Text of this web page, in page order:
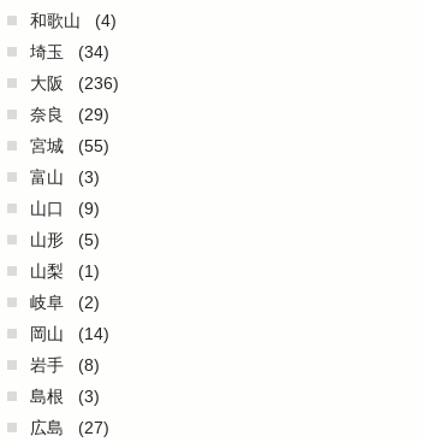
和歌山
(4)
埼玉
(34)
大阪
(236)
奈良
(29)
宮城
(55)
富山
(3)
山口
(9)
山形
(5)
山梨
(1)
岐阜
(2)
岡山
(14)
岩手
(8)
島根
(3)
広島
(27)